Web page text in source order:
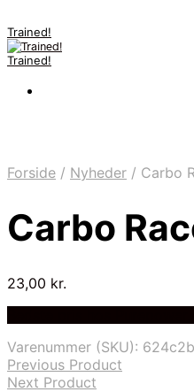
Trained!
Trained!
Forside / Nyheder / Carbo
Carbo
23,00 kr.
Varenummer (SKU):
Previous Product
Next Product